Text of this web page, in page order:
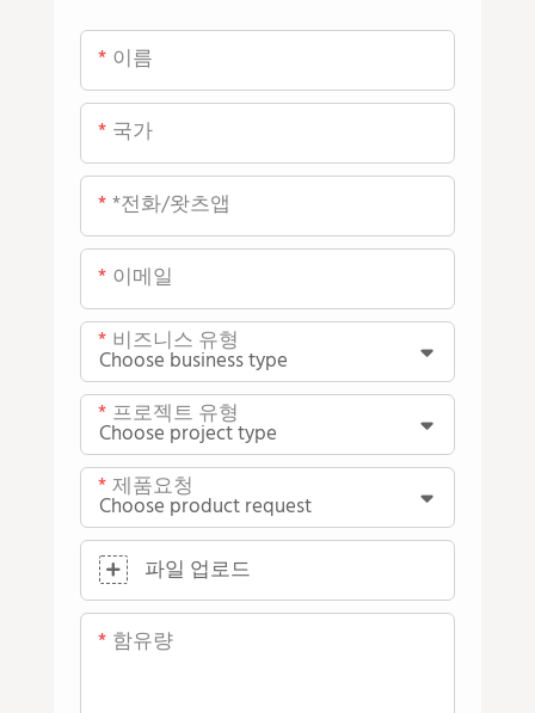
이름
국가
*전화/왓츠앱
이메일
비즈니스 유형
프로젝트 유형
제품요청
파일 업로드
함유량